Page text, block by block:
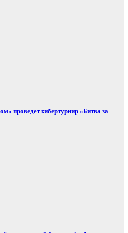
проведет кибертурнир «Битва за